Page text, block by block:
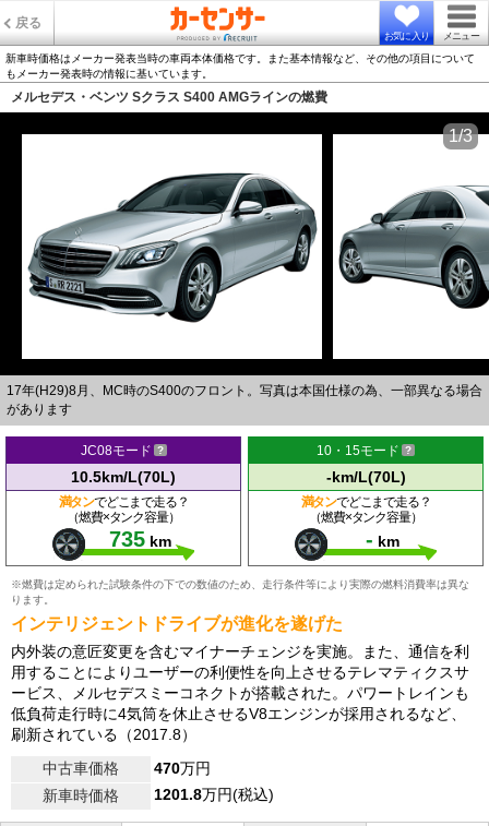
戻る
お気に入り メニュー
新車時価格はメーカー発表当時の車両本体価格です。また基本情報など、その他の項目について
もメーカー発表時の情報に基いています。
メルセデス・ベンツ Sクラス S400 AMGラインの燃費
17年(H29)8月、MC時のS400のフロント。写真は本国仕様の為、一部異なる場合
があります
1/3
JC08モード
10.5km/L(70L)
満タンでどこまで走る？
（燃費×タンク容量）
735 km
10・15モード
-km/L(70L)
満タンでどこまで走る？
（燃費×タンク容量）
- km
※燃費は定められた試験条件の下での数値のため、走行条件等により実際の燃料消費率は異な
ります。
インテリジェントドライブが進化を遂げた
内外装の意匠変更を含むマイナーチェンジを実施。また、通信を利
用することによりユーザーの利便性を向上させるテレマティクスサ
ービス、メルセデスミーコネクトが搭載された。パワートレインも
低負荷走行時に4気筒を休止させるV8エンジンが採用されるなど、
刷新されている（2017.8）
中古車価格
470万円
新車時価格
1201.8万円(税込)